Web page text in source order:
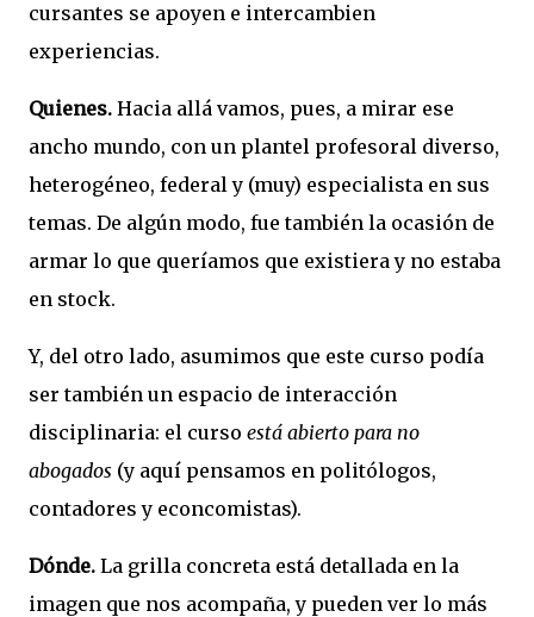
cursantes se apoyen e intercambien
experiencias.
Quienes. Hacia allá vamos, pues, a mirar ese
ancho mundo, con un plantel profesoral diverso,
heterogéneo, federal y (muy) especialista en sus
temas. De algún modo, fue también la ocasión de
armar lo que queríamos que existiera y no estaba
en stock.
Y, del otro lado, asumimos que este curso podía
ser también un espacio de interacción
disciplinaria: el curso está abierto para no
abogados (y aquí pensamos en politólogos,
contadores y econcomistas).
Dónde. La grilla concreta está detallada en la
imagen que nos acompaña, y pueden ver lo más